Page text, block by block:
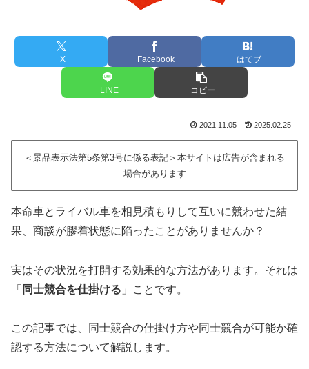
X Facebook はてブ
LINE コピー
2021.11.05 2025.02.25
＜景品表示法第5条第3号に係る表記＞本サイトは広告が含まれる
場合があります
本命車とライバル車を相見積もりして互いに競わせた結
果、商談が膠着状態に陥ったことがありませんか？
実はその状況を打開する効果的な方法があります。それは
「 同士競合を仕掛ける 」ことです。
この記事では、同士競合の仕掛け方や同士競合が可能か確
認する方法について解説します。